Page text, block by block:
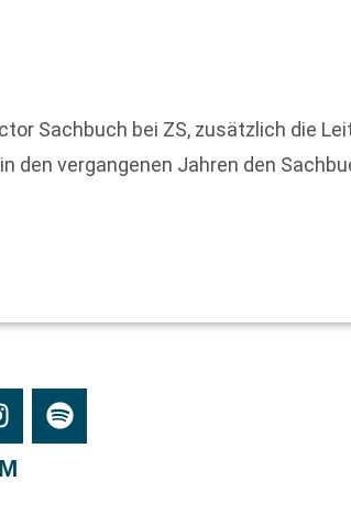
Sachbuch bei ZS, zusätzlich die
den vergangenen Jahren den